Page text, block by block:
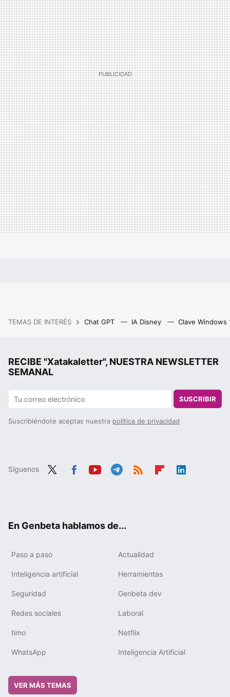
TEMAS DE INTERÉS Chat GPT IA Disney Clave Windows
RECIBE "Xatakaletter", NUESTRA NEWSLETTER
SEMANAL
SUSCRIBIR
Suscribiéndote aceptas nuestra política de privacidad
Síguenos
En Genbeta hablamos de...
Paso a paso Actualidad
Inteligencia artificial Herramientas
Seguridad Genbeta dev
Redes sociales Laboral
timo Netflix
WhatsApp Inteligencia Artificial
VER MÁS TEMAS